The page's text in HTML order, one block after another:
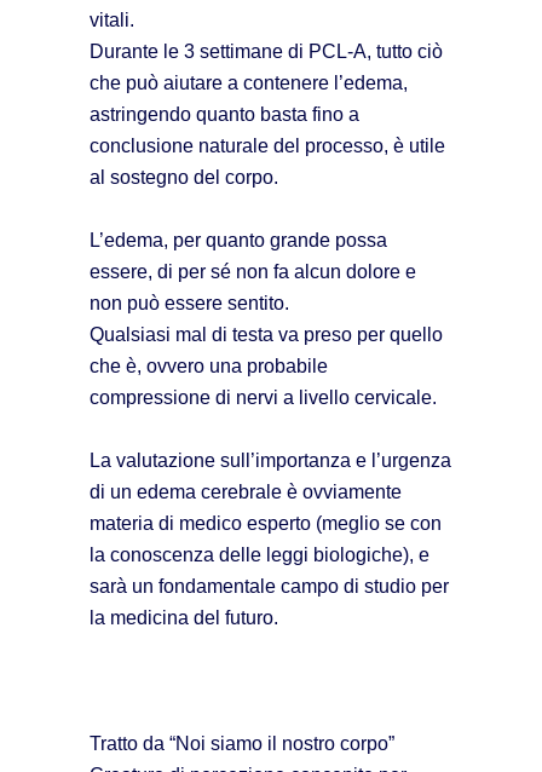
vitali.
Durante le 3 settimane di PCL-A, tutto ciò
che può aiutare a contenere l’edema,
astringendo quanto basta fino a
conclusione naturale del processo, è utile
al sostegno del corpo.
L’edema, per quanto grande possa
essere, di per sé non fa alcun dolore e
non può essere sentito.
Qualsiasi mal di testa va preso per quello
che è, ovvero una probabile
compressione di nervi a livello cervicale.
La valutazione sull’importanza e l’urgenza
di un edema cerebrale è ovviamente
materia di medico esperto (meglio se con
la conoscenza delle leggi biologiche), e
sarà un fondamentale campo di studio per
la medicina del futuro.
Tratto da “Noi siamo il nostro corpo”